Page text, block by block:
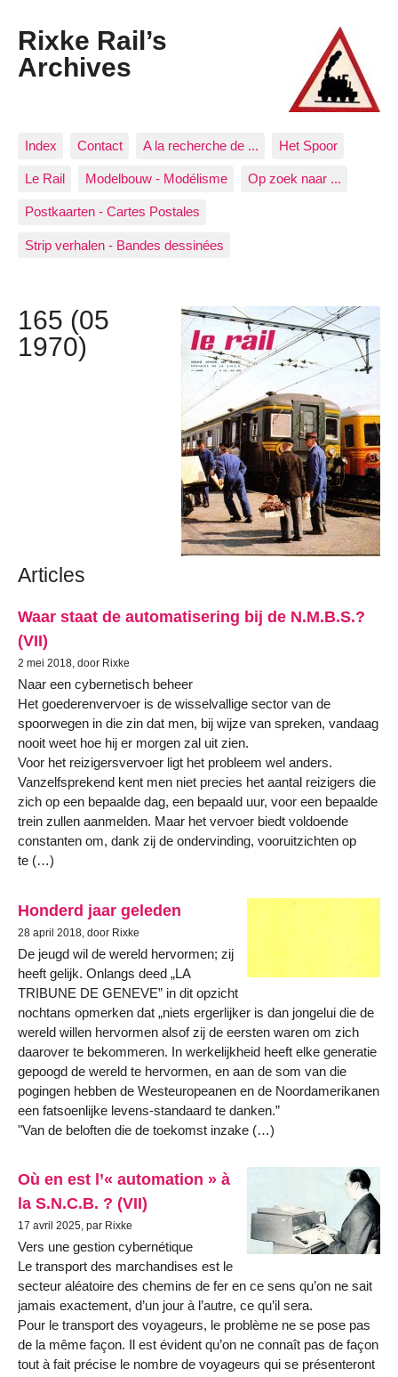
Rixke Rail’s
Archives
Index Contact A la recherche de ... Het Spoor
Le Rail Modelbouw - Modélisme Op zoek naar ...
Postkaarten - Cartes Postales
Strip verhalen - Bandes dessinées
165 (05
1970)
Articles
Waar staat de automatisering bij de N.M.B.S.?
(VII)
2 mei 2018, door Rixke
Naar een cybernetisch beheer
Het goederenvervoer is de wisselvallige sector van de
spoorwegen in die zin dat men, bij wijze van spreken, vandaag
nooit weet hoe hij er morgen zal uit zien.
Voor het reizigersvervoer ligt het probleem wel anders.
Vanzelfsprekend kent men niet precies het aantal reizigers die
zich op een bepaalde dag, een bepaald uur, voor een bepaalde
trein zullen aanmelden. Maar het vervoer biedt voldoende
constanten om, dank zij de ondervinding, vooruitzichten op
te (…)
Honderd jaar geleden
28 april 2018, door Rixke
De jeugd wil de wereld hervormen; zij
heeft gelijk. Onlangs deed „LA
TRIBUNE DE GENEVE” in dit opzicht
nochtans opmerken dat „niets ergerlijker is dan jongelui die de
wereld willen hervormen alsof zij de eersten waren om zich
daarover te bekommeren. In werkelijkheid heeft elke generatie
gepoogd de wereld te hervormen, en aan de som van die
pogingen hebben de Westeuropeanen en de Noordamerikanen
een fatsoenlijke levens-standaard te danken.”
"Van de beloften die de toekomst inzake (…)
Où en est l’« automation » à
la S.N.C.B. ? (VII)
17 avril 2025, par Rixke
Vers une gestion cybernétique
Le transport des marchandises est le
secteur aléatoire des chemins de fer en ce sens qu’on ne sait
jamais exactement, d’un jour à l’autre, ce qu’il sera.
Pour le transport des voyageurs, le problème ne se pose pas
de la même façon. Il est évident qu’on ne connaît pas de façon
tout à fait précise le nombre de voyageurs qui se présenteront